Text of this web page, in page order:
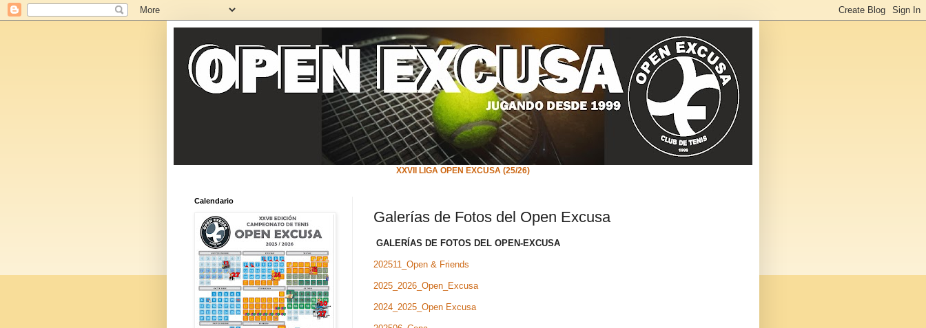
XXVII LIGA OPEN EXCUSA (25/26)
Galerías de Fotos del Open Excusa
GALERÍAS DE FOTOS DEL OPEN-EXCUSA
202511_Open & Friends
2025_2026_Open_Excusa
2024_2025_Open Excusa
Calendario